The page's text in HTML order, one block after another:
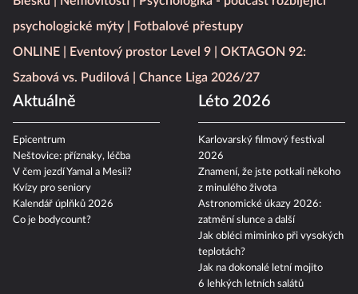
psychologické mýty
Fotbalové přestupy
ONLINE
Eventový prostor Level 9
OKTAGON 92:
Szabová vs. Pudilová
Chance Liga 2026/27
Aktuálně
Epicentrum
Neštovice: příznaky, léčba
V čem jezdí Yamal a Mesii?
Kvízy pro seniory
Kalendář úplňků 2026
Co je bodycount?
Léto 2026
Karlovarský filmový festival
2026
Znamení, že jste potkali někoho
z minulého života
Astronomické úkazy 2026:
zatmění slunce a další
Jak obléci miminko při vysokých
teplotách?
Jak na dokonalé letní mojito
6 lehkých letních salátů